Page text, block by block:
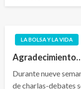
LA BOLSA Y LA VIDA
Durante nueve
de charlas-debates